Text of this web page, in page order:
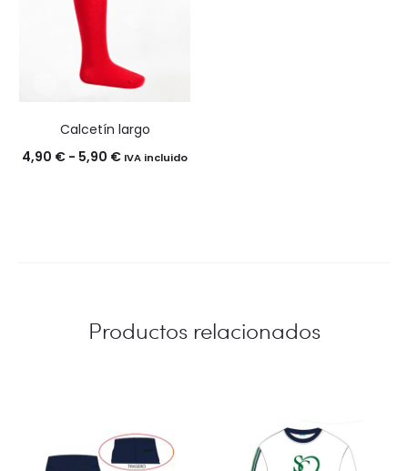
Calcetín largo
4,90 € - 5,90 €Rango
5,90 €
IVA incluido
Productos relacionados